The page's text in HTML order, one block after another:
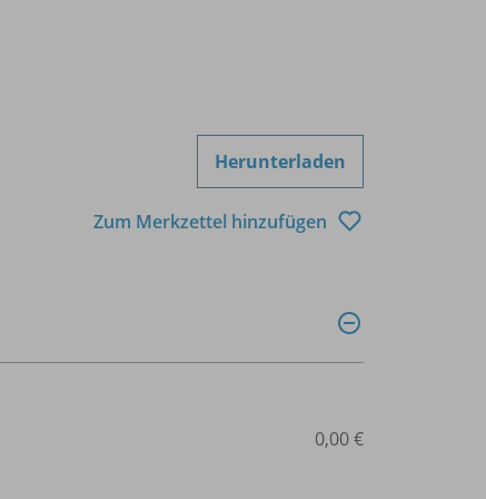
Herunterladen
Zum Merkzettel hinzufügen
0,00 €